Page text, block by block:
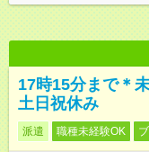
17時15分まで＊
土日祝休み
派遣 職種未経験OK